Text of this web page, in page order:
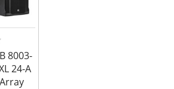
8003-
24-A